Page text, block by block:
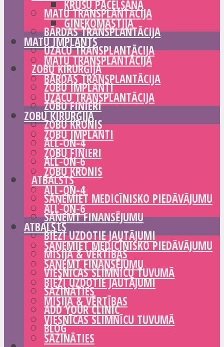
MATU TRANSPLANTĀCIJA
BĀRDAS TRANSPLANTĀCIJA
UZACU TRANSPLANTĀCIJA
ZOBU ĶIRURĢIJA
ZOBU IMPLANTI
ZOBU FINIERI
ZOBU KRONIS
ALL-ON-4
ALL-ON-6
ATBALSTS
SAŅEMIET MEDICĪNISKO PIEDĀVĀJUMU
SAŅEMT FINANSĒJUMU
BIEŽI UZDOTIE JAUTĀJUMI
MISIJA & VĒRTĪBAS
VIESNĪCAS SLIMNĪCU TUVUMĀ
SAZINĀTIES
ADD YOUR CLINIC
BLOG
KRŪŠU PACELŠANA
GINEKOMASTIJA
MATU IMPLANTS
MATU TRANSPLANTĀCIJA
BĀRDAS TRANSPLANTĀCIJA
UZACU TRANSPLANTĀCIJA
ZOBU ĶIRURĢIJA
ZOBU IMPLANTI
ZOBU FINIERI
ZOBU KRONIS
ALL-ON-4
ALL-ON-6
ATBALSTS
SAŅEMIET MEDICĪNISKO PIEDĀVĀJUMU
SAŅEMT FINANSĒJUMU
BIEŽI UZDOTIE JAUTĀJUMI
MISIJA & VĒRTĪBAS
VIESNĪCAS SLIMNĪCU TUVUMĀ
SAZINĀTIES